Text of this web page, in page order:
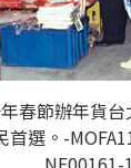
春節辦年貨
首選。-